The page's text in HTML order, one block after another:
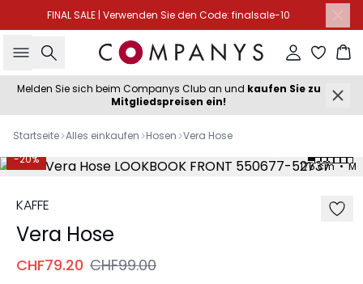
FINAL SALE | Verwenden Sie den Code: finalsale-10
Suche Einloggen
Melden Sie sich beim Companys Club an und kaufen Sie zu
Mitgliedspreisen ein!
Startseite Alles einkaufen Hosen Vera Hose
176 cm • M
-20%
KAFFE
Vera Hose
CHF79.20 CHF99.00